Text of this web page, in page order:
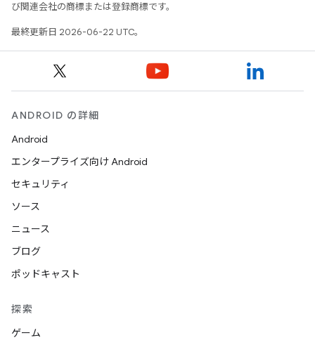
び関連会社の商標または登録商標です。
最終更新日 2026-06-22 UTC。
ANDROID の詳細
Android
エンタープライズ向け Android
セキュリティ
ソース
ニュース
ブログ
ポッドキャスト
探索
ゲーム